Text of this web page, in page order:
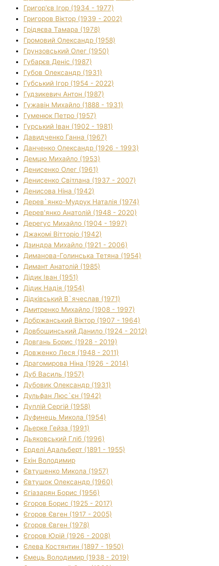
Григор'єв Ігор (1934 - 1977)
Григоров Віктор (1939 - 2002)
Грідяєва Тамара (1978)
Громовий Олександр (1958)
Грунзовський Олег (1950)
Губарєв Деніс (1987)
Губов Олександр (1931)
Губський Ігор (1954 - 2022)
Гудзикевич Антон (1987)
Гужавін Михайло (1888 - 1931)
Гуменюк Петро (1957)
Гурський Іван (1902 - 1981)
Давидченко Ганна (1967)
Данченко Олександр (1926 - 1993)
Демцю Михайло (1953)
Денисенко Олег (1961)
Денисенко Світлана (1937 - 2007)
Денисова Ніна (1942)
Дерев`янко-Мудрук Наталія (1974)
Дерев'янко Анатолій (1948 - 2020)
Дерегус Михайло (1904 - 1997)
Джакомі Вітторіо (1942)
Дзиндра Михайло (1921 - 2006)
Диманова-Голинська Тетяна (1954)
Димант Анатолій (1985)
Дідик Іван (1951)
Дідик Надія (1954)
Дідківський В`ячеслав (1971)
Дмитренко Михайло (1908 - 1997)
Добржанський Віктор (1907 - 1964)
Довбошинський Данило (1924 - 2012)
Довгань Борис (1928 - 2019)
Довженко Леся (1948 - 2011)
Драгомирова Ніна (1926 - 2014)
Дуб Василь (1957)
Дубовик Олександр (1931)
Дульфан Люс`єн (1942)
Дуплій Сергій (1958)
Дуфинець Микола (1954)
Дьерке Гейза (1991)
Дьяковський Гліб (1996)
Ерделі Адальберт (1891 - 1955)
Ехін Володимир
Євтушенко Микола (1957)
Євтушок Олександр (1960)
Єгіазарян Борис (1956)
Єгоров Борис (1925 - 2017)
Єгоров Євген (1917 - 2005)
Єгоров Євген (1978)
Єгоров Юрій (1926 - 2008)
Єлева Костянтин (1897 - 1950)
Ємець Володимир (1938 - 2019)